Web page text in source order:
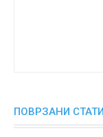
ПОВРЗАНИ